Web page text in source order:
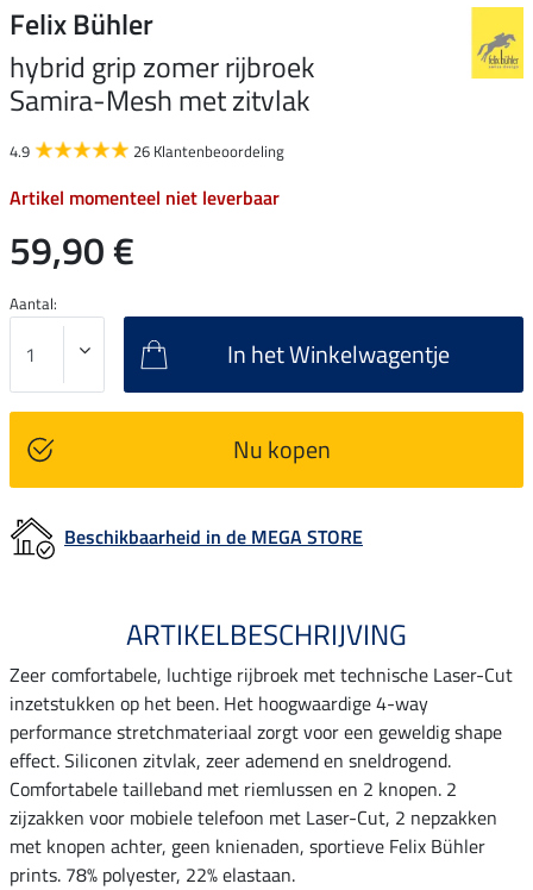
Felix Bühler
hybrid grip zomer rijbroek
Samira-Mesh met zitvlak
4.9 26 Klantenbeoordeling
Artikel momenteel niet leverbaar
59,90 €
Aantal:
In het Winkelwagentje
Nu kopen
Beschikbaarheid in de MEGA STORE
ARTIKELBESCHRIJVING
Zeer comfortabele, luchtige rijbroek met technische Laser-Cut
inzetstukken op het been. Het hoogwaardige 4-way
performance stretchmateriaal zorgt voor een geweldig shape
effect. Siliconen zitvlak, zeer ademend en sneldrogend.
Comfortabele tailleband met riemlussen en 2 knopen. 2
zijzakken voor mobiele telefoon met Laser-Cut, 2 nepzakken
met knopen achter, geen knienaden, sportieve Felix Bühler
prints. 78% polyester, 22% elastaan.